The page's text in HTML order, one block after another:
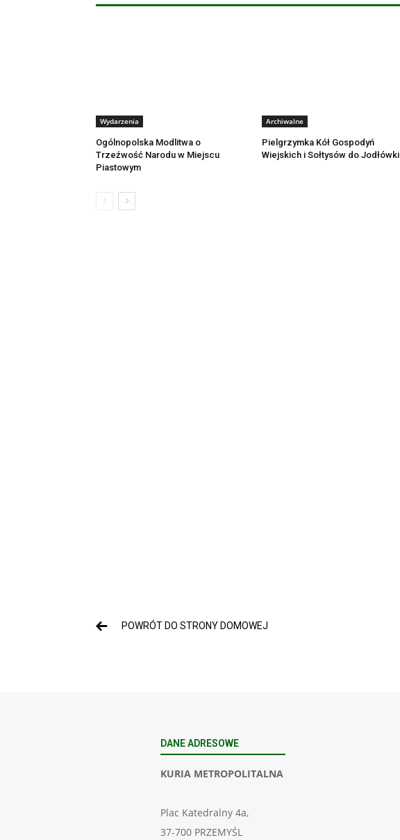
Wydarzenia
Ogólnopolska Modlitwa o
Trzeźwość Narodu w Miejscu
Piastowym
Archiwalne
Pielgrzymka Kół Gospodyń
Wiejskich i Sołtysów do Jodłówki
POWRÓT DO STRONY DOMOWEJ
DANE ADRESOWE
KURIA METROPOLITALNA
Plac Katedralny 4a,
37-700 PRZEMYŚL